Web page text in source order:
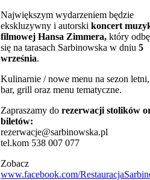
Największym wydarzeniem będzie
ekskluzywny i autorski koncert
filmowej Hansa Zimmera, który
się na tarasach Sarbinowska w dniu 5
września.
Kulinarnie / nowe menu na sezon letni,
bar, grill oraz menu tematyczne.
Zapraszamy do rezerwacji stolików
biletów:
rezerwacje@sarbinowska.pl
tel.kom 538 007 077
Zobacz
www.facebook.com/